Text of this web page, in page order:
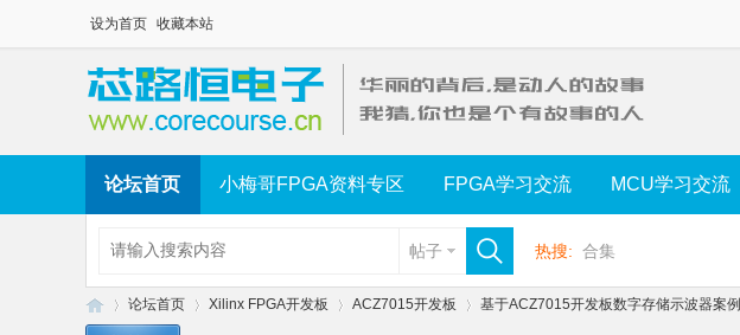
设为首页 收藏本站
论坛首页 小梅哥FPGA资料专区 FPGA学习交流 MCU学习交流
帖子 热搜: 合集
论坛首页 Xilinx FPGA开发板 ACZ7015开发板 基于ACZ7015开发板数字存储示波器案例